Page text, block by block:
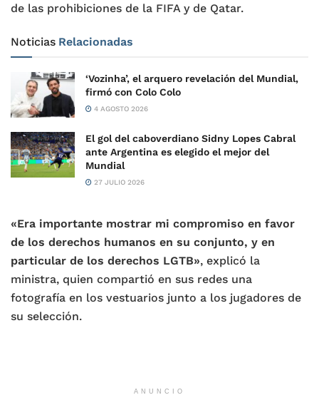
de las prohibiciones de la FIFA y de Qatar.
Noticias Relacionadas
‘Vozinha’, el arquero revelación del Mundial,
firmó con Colo Colo
4 AGOSTO 2026
El gol del caboverdiano Sidny Lopes Cabral
ante Argentina es elegido el mejor del
Mundial
27 JULIO 2026
«Era importante mostrar mi compromiso en favor
de los derechos humanos en su conjunto, y en
particular de los derechos LGTB», explicó la
ministra, quien compartió en sus redes una
fotografía en los vestuarios junto a los jugadores de
su selección.
ANUNCIO